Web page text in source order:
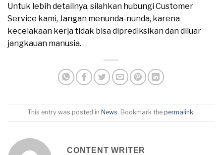
Untuk lebih detailnya, silahkan hubungi Customer
Service kami, Jangan menunda-nunda, karena
kecelakaan kerja tidak bisa diprediksikan dan diluar
jangkauan manusia.
This entry was posted in News. Bookmark the permalink.
CONTENT WRITER